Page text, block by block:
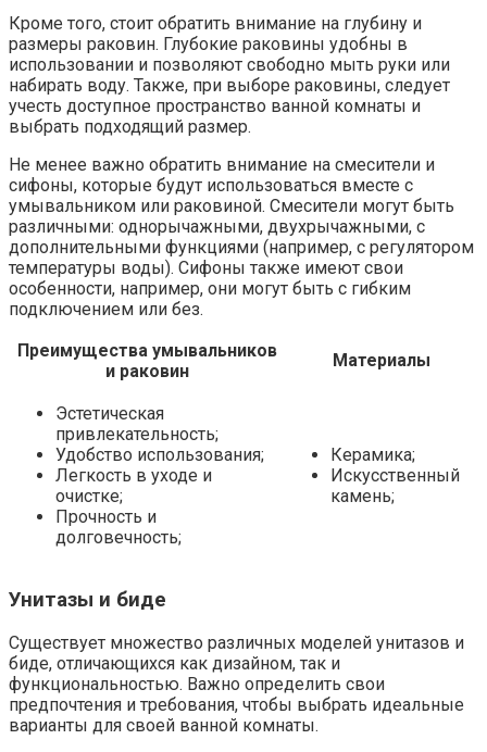
Кроме того, стоит обратить внимание на глубину и
размеры раковин. Глубокие раковины удобны в
использовании и позволяют свободно мыть руки или
набирать воду. Также, при выборе раковины, следует
учесть доступное пространство ванной комнаты и
выбрать подходящий размер.
Не менее важно обратить внимание на смесители и
сифоны, которые будут использоваться вместе с
умывальником или раковиной. Смесители могут быть
различными: однорычажными, двухрычажными, с
дополнительными функциями (например, с регулятором
температуры воды). Сифоны также имеют свои
особенности, например, они могут быть с гибким
подключением или без.
Преимущества умывальников
и раковин
Материалы
Эстетическая
привлекательность;
Удобство использования;
Легкость в уходе и
очистке;
Прочность и
долговечность;
Керамика;
Искусственный
камень;
Унитазы и биде
Существует множество различных моделей унитазов и
биде, отличающихся как дизайном, так и
функциональностью. Важно определить свои
предпочтения и требования, чтобы выбрать идеальные
варианты для своей ванной комнаты.